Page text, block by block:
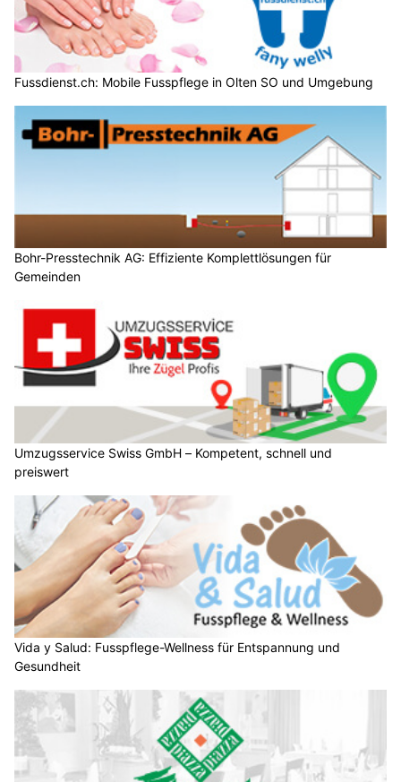
Fussdienst.ch: Mobile Fusspflege in Olten SO und Umgebung
Bohr-Presstechnik AG: Effiziente Komplettlösungen für
Gemeinden
Umzugsservice Swiss GmbH – Kompetent, schnell und
preiswert
Vida y Salud: Fusspflege-Wellness für Entspannung und
Gesundheit